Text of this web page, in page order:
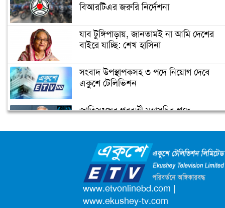
ইলেকট্রনিক পদ্ধতি ব্যবহার করা হয়েছে’
ফ্রান্সের মুসলিমদের আলটিমেটাম দিলেন
ম্যাক্রোঁ
কমলার ইতিহাস
বিআরটিএর জরুরি নির্দেশনা
যাব টুঙ্গিপাড়ায়, জানতামই না আমি দেশের
বাইরে যাচ্ছি: শেখ হাসিনা
সংবাদ উপস্থাপকসহ ৩ পদে নিয়োগ দেবে
একুশে টেলিভিশন
জাতিসংঘের পরবর্তী মহাসচিব পদে
ক্যাম্পাস অ্যাম্বাসেডর নিয়োগ দিচ্ছে একুশে
টেলিভিশন
পদোন্নতি পেয়ে সচিব হলেন ২ কর্মকর্তা
www.etvonlinebd.com |
www.ekushey-tv.com